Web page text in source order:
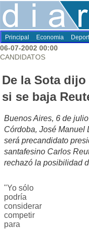
Principal Economia
06-07-2002 00:00
CANDIDATOS
De la Sota
si se baja
Buenos Aires, 6 de
Córdoba, José Manuel
será precandidato
santafesino Carlos
rechazó la posibilidad
"Yo sólo
podría
considerar
competir
para